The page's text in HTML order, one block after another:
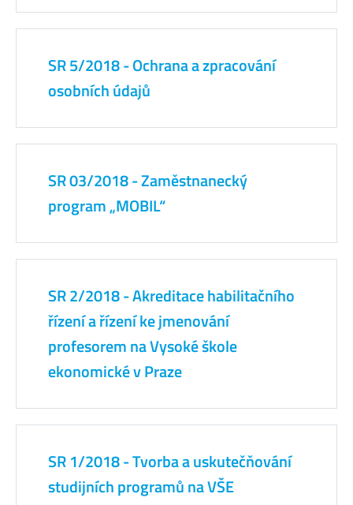
SR 5/2018 - Ochrana a zpracování
osobních údajů
SR 03/2018 - Zaměstnanecký
program „MOBIL“
SR 2/2018 - Akreditace habilitačního
řízení a řízení ke jmenování
profesorem na Vysoké škole
ekonomické v Praze
SR 1/2018 - Tvorba a uskutečňování
studijních programů na VŠE